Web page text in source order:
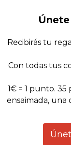
Recibirás tu
Con todas tus
1€ = 1 punto.
ensaimada, una